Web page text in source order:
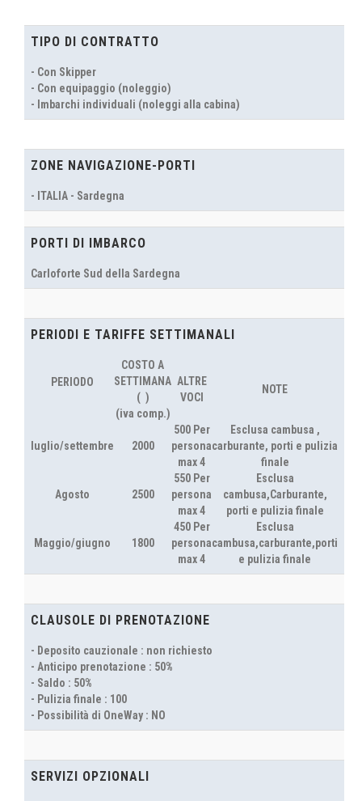
TIPO DI CONTRATTO
- Con Skipper
- Con equipaggio (noleggio)
- Imbarchi individuali (noleggi alla cabina)
ZONE NAVIGAZIONE-PORTI
- ITALIA - Sardegna
PORTI DI IMBARCO
Carloforte Sud della Sardegna
PERIODI E TARIFFE SETTIMANALI
PERIODO
COSTO A
SETTIMANA
(  )
(iva comp.)
ALTRE
VOCI
NOTE
luglio/settembre 2000
500 Per
persona
max 4
Esclusa cambusa ,
carburante, porti e pulizia
finale
Agosto 2500
550 Per
persona
max 4
Esclusa
cambusa,Carburante,
porti e pulizia finale
Maggio/giugno 1800
450 Per
persona
max 4
Esclusa
cambusa,carburante,porti
e pulizia finale
CLAUSOLE DI PRENOTAZIONE
- Deposito cauzionale : non richiesto
- Anticipo prenotazione : 50%
- Saldo : 50%
- Pulizia finale : 100
- Possibilità di OneWay : NO
SERVIZI OPZIONALI